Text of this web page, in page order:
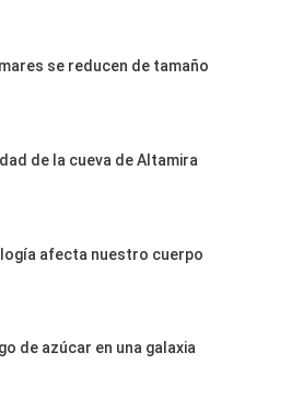
se reducen de tamaño
de la cueva de Altamira
afecta nuestro cuerpo
de azúcar en una galaxia